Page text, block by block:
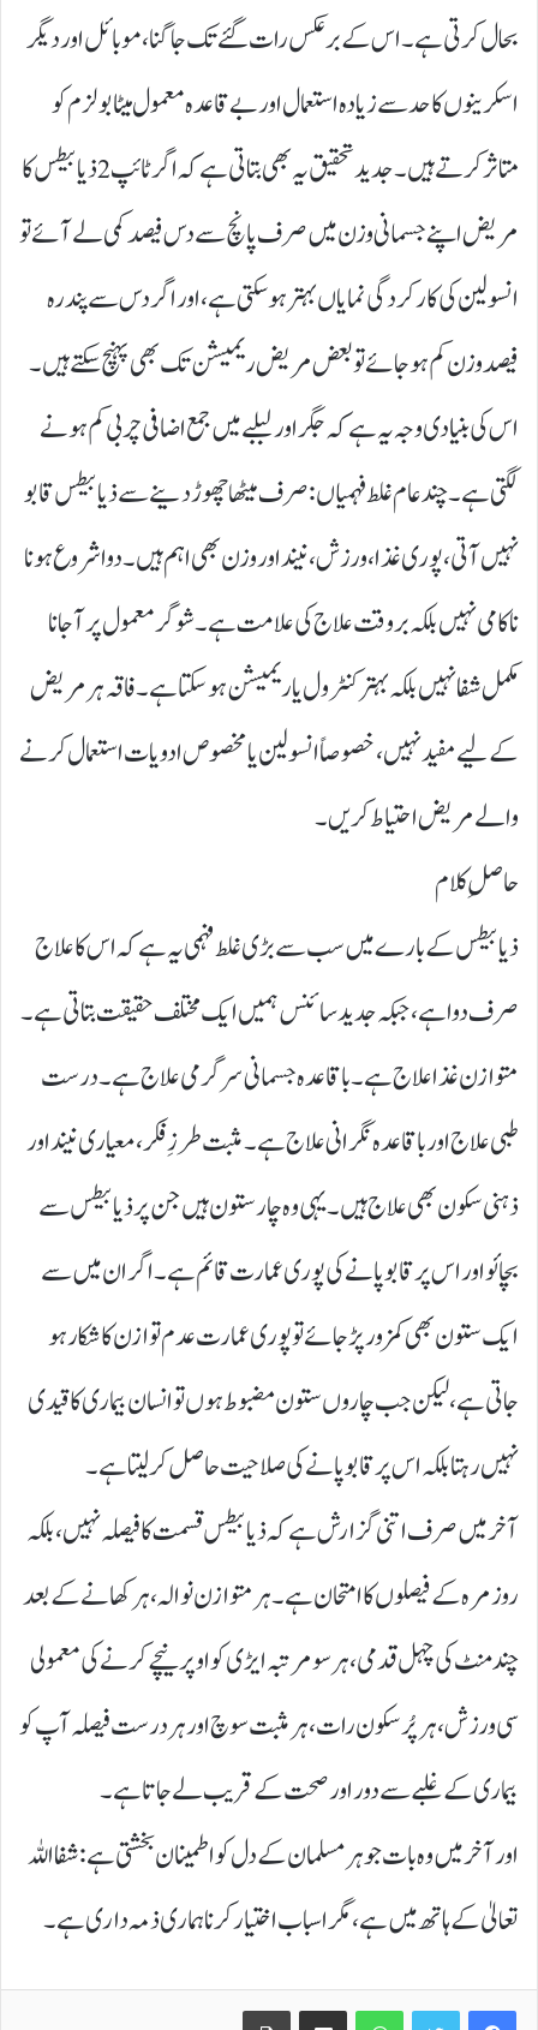
بحال کرتی ہے۔ اس کے برعکس رات گئے تک جاگنا، موبائل اور دیگر
اسکرینوں کا حد سے زیادہ استعمال اور بے قاعدہ معمول میٹابولزم کو
متاثر کرتے ہیں۔ جدید تحقیق یہ بھی بتاتی ہے کہ اگر ٹائپ 2ذیابیطس کا
مریض اپنے جسمانی وزن میں صرف پانچ سے دس فیصد کمی لے آئے تو
انسولین کی کارکردگی نمایاں بہتر ہو سکتی ہے، اور اگر دس سے پندرہ
فیصد وزن کم ہو جائے تو بعض مریض ریمیشن تک بھی پہنچ سکتے ہیں۔
اس کی بنیادی وجہ یہ ہے کہ جگر اور لبلبے میں جمع اضافی چربی کم ہونے
لگتی ہے۔ چند عام غلط فہمیاں: صرف میٹھا چھوڑ دینے سے ذیابیطس قابو
نہیں آتی، پوری غذا، ورزش، نیند اور وزن بھی اہم ہیں۔ دوا شروع ہونا
ناکامی نہیں بلکہ بروقت علاج کی علامت ہے۔ شوگر معمول پر آ جانا
مکمل شفا نہیں بلکہ بہتر کنٹرول یا ریمیشن ہو سکتا ہے۔ فاقہ ہر مریض
کے لیے مفید نہیں، خصوصاً انسولین یا مخصوص ادویات استعمال کرنے
والے مریض احتیاط کریں۔
حاصلِ کلام
ذیابیطس کے بارے میں سب سے بڑی غلط فہمی یہ ہے کہ اس کا علاج
صرف دوا ہے، جبکہ جدید سائنس ہمیں ایک مختلف حقیقت بتاتی ہے۔
متوازن غذا علاج ہے۔ باقاعدہ جسمانی سرگرمی علاج ہے۔ درست
طبی علاج اور باقاعدہ نگرانی علاج ہے۔ مثبت طرزِ فکر، معیاری نیند اور
ذہنی سکون بھی علاج ہیں۔ یہی وہ چار ستون ہیں جن پر ذیابیطس سے
بچائو اور اس پر قابو پانے کی پوری عمارت قائم ہے۔ اگر ان میں سے
ایک ستون بھی کمزور پڑ جائے تو پوری عمارت عدم توازن کا شکار ہو
جاتی ہے، لیکن جب چاروں ستون مضبوط ہوں تو انسان بیماری کا قیدی
نہیں رہتا بلکہ اس پر قابو پانے کی صلاحیت حاصل کر لیتا ہے۔
آخر میں صرف اتنی گزارش ہے کہ ذیابیطس قسمت کا فیصلہ نہیں، بلکہ
روزمرہ کے فیصلوں کا امتحان ہے۔ ہر متوازن نوالہ، ہر کھانے کے بعد
چند منٹ کی چہل قدمی، ہر سو مرتبہ ایڑی کو اوپر نیچے کرنے کی معمولی
سی ورزش، ہر پُرسکون رات، ہر مثبت سوچ اور ہر درست فیصلہ آپ کو
بیماری کے غلبے سے دور اور صحت کے قریب لے جاتا ہے۔
اور آخر میں وہ بات جو ہر مسلمان کے دل کو اطمینان بخشتی ہے: شفا اللہ
تعالیٰ کے ہاتھ میں ہے، مگر اسباب اختیار کرنا ہماری ذمہ داری ہے۔
Facebook
Twitter
WhatsApp
Share via Email
Print